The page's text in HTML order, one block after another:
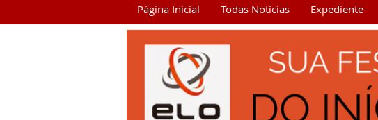
Página Inicial Todas Notícias Expediente